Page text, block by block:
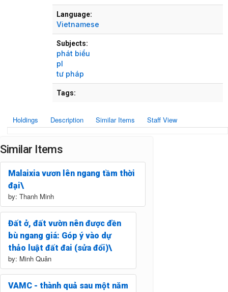
Language:
Vietnamese
Subjects:
phát biểu
pl
tư pháp
Tags:
Holdings Description Similar Items Staff View
Similar Items
Malaixia vươn lên ngang tầm thời
đại\
by: Thanh Minh
Đất ở, đất vườn nên được đền
bù ngang giá: Góp ý vào dự
thảo luật đất đai (sửa đổi)\
by: Minh Quân
VAMC - thành quả sau một năm